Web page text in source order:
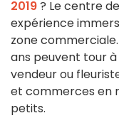
2019? Le centre
expérience
zone commerciale.
ans peuvent tour
vendeur ou
et commerces en
petits.